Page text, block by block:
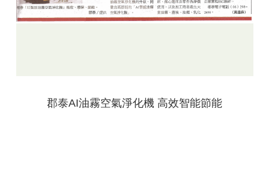
郡泰AI油霧空氣淨化機 高效智能節能